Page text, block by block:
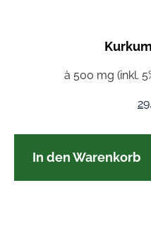
à 500 mg (inkl.
In den Warenkorb